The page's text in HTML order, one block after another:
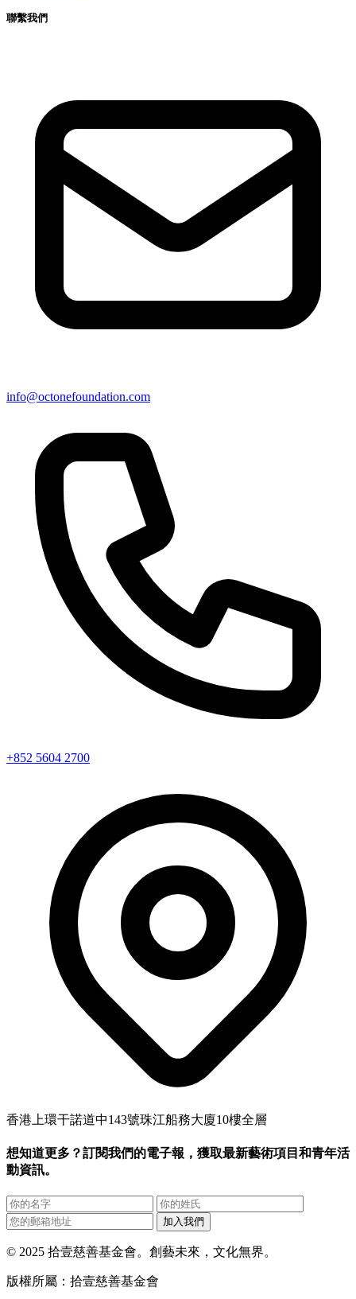
聯繫我們
info@octonefoundation.com
+852 5604 2700
香港上環干諾道中143號珠江船務大廈10樓全層
想知道更多？訂閱我們的電子報，獲取最新藝術項目和青年活
動資訊。
加入我們
© 2025 拾壹慈善基金會。創藝未來，文化無界。
版權所屬：拾壹慈善基金會